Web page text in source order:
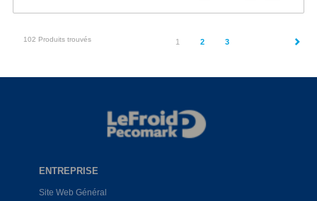
102 Produits trouvés 1 (current)
2 3
ENTREPRISE
Site Web Général